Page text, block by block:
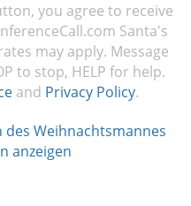
you agree to receive
Santa's
may apply. Message
to stop, HELP for help.
and Privacy Policy.
Weihnachtsmannes
anzeigen